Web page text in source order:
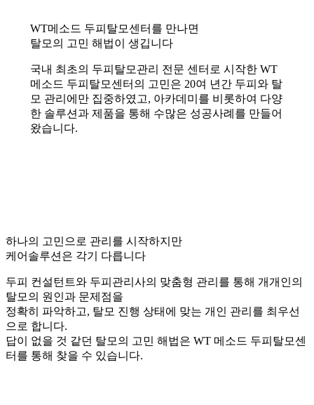
WT메소드 두피탈모센터를 만나면
탈모의 고민 해법이 생깁니다
국내 최초의 두피탈모관리 전문 센터로 시작한 WT
메소드 두피탈모센터의 고민은 20여 년간 두피와 탈
모 관리에만 집중하였고, 아카데미를 비롯하여 다양
한 솔루션과 제품을 통해 수많은 성공사례를 만들어
왔습니다.
하나의 고민으로 관리를 시작하지만
케어솔루션은 각기 다릅니다
두피 컨설턴트와 두피관리사의 맞춤형 관리를 통해 개개인의
탈모의 원인과 문제점을
정확히 파악하고, 탈모 진행 상태에 맞는 개인 관리를 최우선
으로 합니다.
답이 없을 것 같던 탈모의 고민 해법은 WT 메소드 두피탈모센
터를 통해 찾을 수 있습니다.